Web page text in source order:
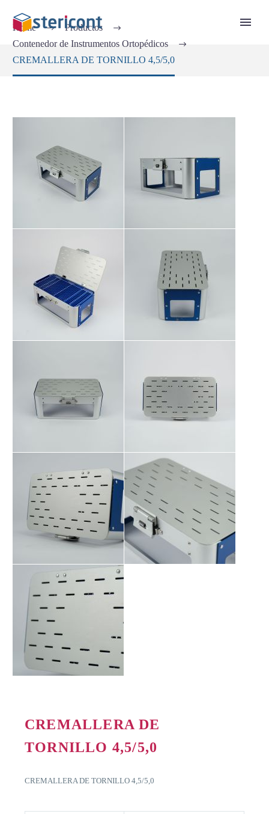
Home
Productos
Contenedor de Instrumentos Ortopédicos
CREMALLERA DE TORNILLO 4,5/5,0
CREMALLERA DE
TORNILLO 4,5/5,0
CREMALLERA DE TORNILLO 4,5/5,0